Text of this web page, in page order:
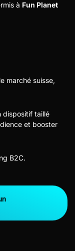
à Fun Planet
marché suisse,
dispositif taillé
et booster
B2C.